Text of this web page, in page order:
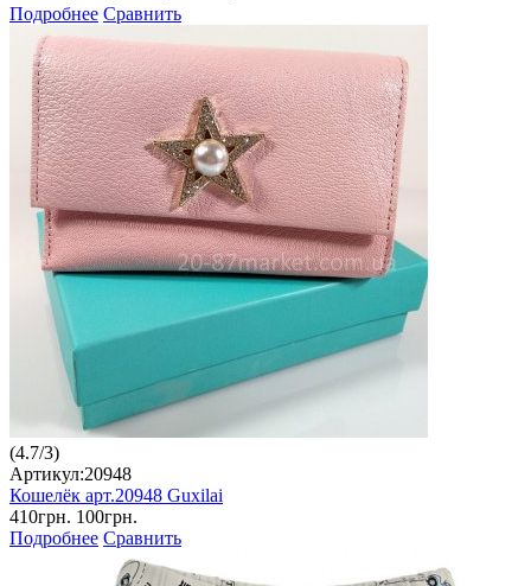
Подробнее Сравнить
(4.7/3)
Артикул:20948
Кошелёк арт.20948 Guxilai
410грн. 100грн.
Подробнее Сравнить